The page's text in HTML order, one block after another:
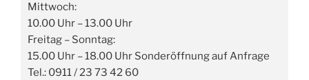
Mittwoch:
10.00 Uhr – 13.00 Uhr
Freitag – Sonntag:
15.00 Uhr – 18.00 Uhr Sonderöffnung auf Anfrage
Tel.: 0911 / 23 73 42 60